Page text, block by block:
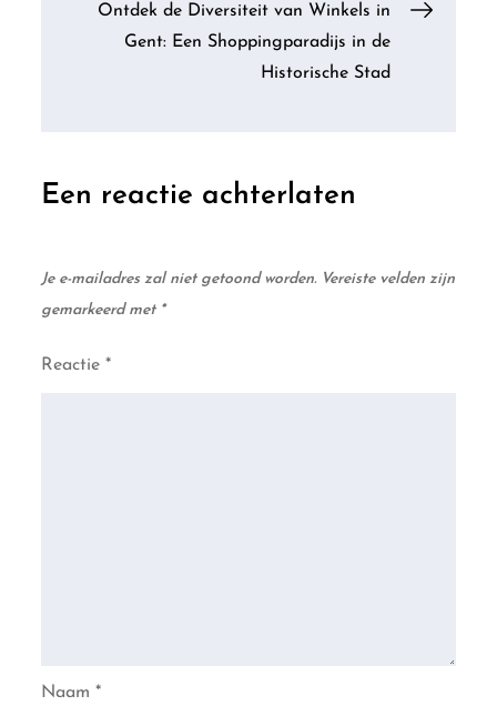
Ontdek de Diversiteit van Winkels in
Gent: Een Shoppingparadijs in de
Historische Stad
Een reactie achterlaten
Je e-mailadres zal niet getoond worden. Vereiste velden zijn
gemarkeerd met *
Reactie*
Naam*